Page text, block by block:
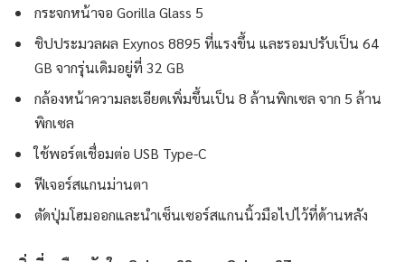
กระจกหน้าจอ Gorilla Glass 5
ชิปประมวลผล Exynos 8895 ที่แรงขึ้น และรอมปรับเป็น 64
GB จากรุ่นเดิมอยู่ที่ 32 GB
กล้องหน้าความละเอียดเพิ่มขึ้นเป็น 8 ล้านพิกเซล จาก 5 ล้าน
พิกเซล
ใช้พอร์ตเชื่อมต่อ USB Type-C
ฟีเจอร์สแกนม่านตา
ตัดปุ่มโฮมออกและนำเซ็นเซอร์สแกนนิ้วมือไปไว้ที่ด้านหลัง